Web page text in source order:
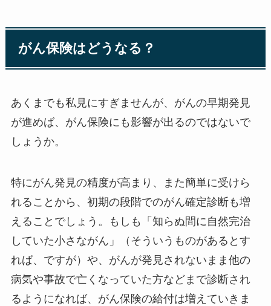
がん保険はどうなる？
あくまでも私見にすぎませんが、がんの早期発見
が進めば、がん保険にも影響が出るのではないで
しょうか。
特にがん発見の精度が高まり、また簡単に受けら
れることから、初期の段階でのがん確定診断も増
えることでしょう。もしも「知らぬ間に自然完治
していた小さながん」（そういうものがあるとす
れば、ですが）や、がんが発見されないまま他の
病気や事故で亡くなっていた方などまで診断され
るようになれば、がん保険の給付は増えていきま